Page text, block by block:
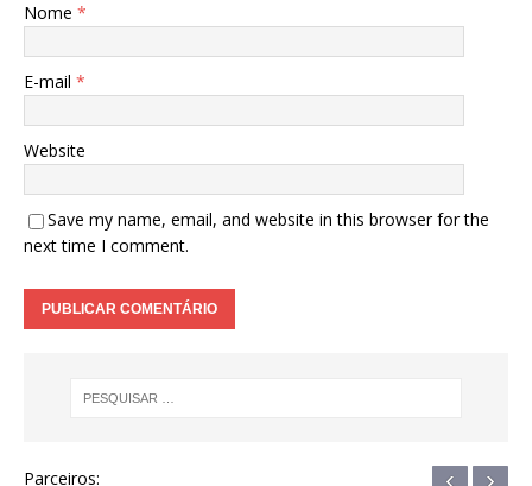
Nome *
E-mail *
Website
Save my name, email, and website in this browser for the
next time I comment.
Parceiros: ‹ ›